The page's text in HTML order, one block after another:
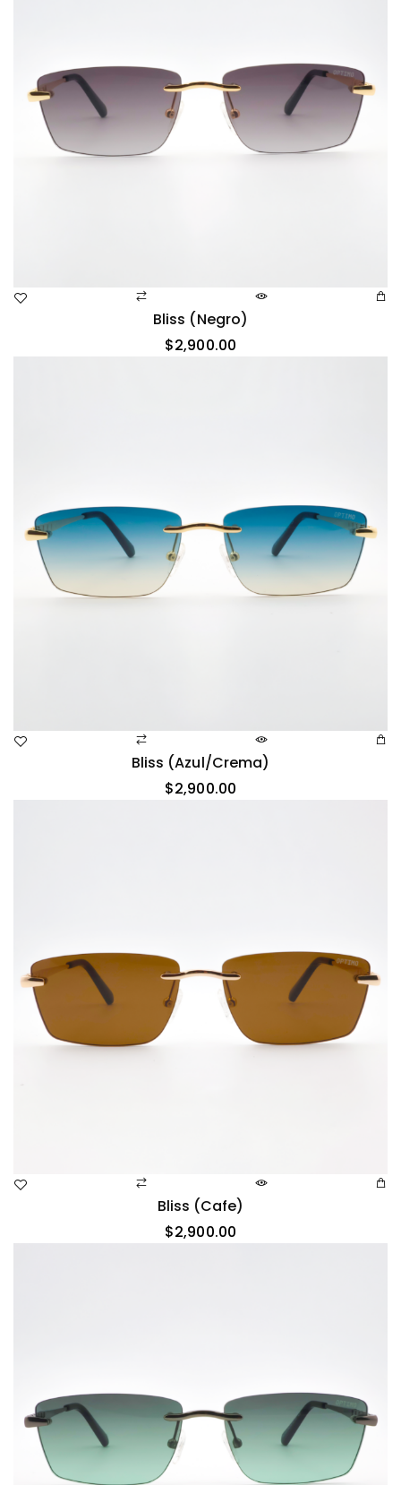
Bliss (negro)
$2,900.00
Bliss (azul/crema)
$2,900.00
Bliss (cafe)
$2,900.00